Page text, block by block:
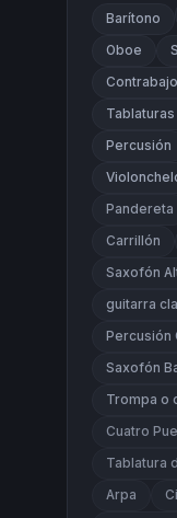
Barítono
Oboe
Contrabajo
Percusión
Pandereta
Carrillón
Saxofón
guitarra
Percusión
Saxofón
Trompa o
Cuatro
Tablatura
Arpa